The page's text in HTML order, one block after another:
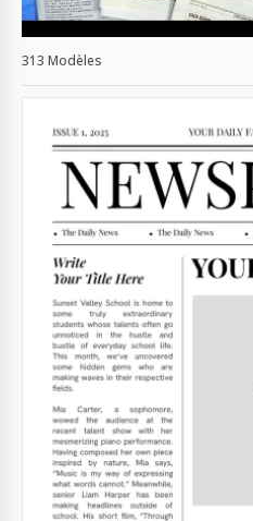
313 Modèles